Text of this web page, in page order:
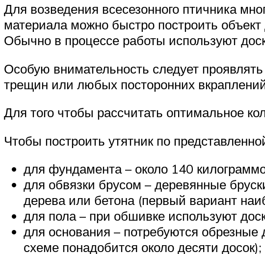
Для возведения всесезонного птичника
материала можно быстро построить
Обычно в процессе работы используют
Особую внимательность следует
трещин или любых посторонних
Для того чтобы рассчитать оптимальное
Чтобы построить утятник по
для фундамента – около 140
для обвязки брусом – деревянные
дерева или бетона (первый вариант
для пола – при обшивке используют
для основания – потребуются
схеме понадобится около десяти досок);